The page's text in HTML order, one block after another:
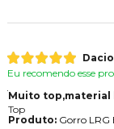
Dacio
Eu recomendo esse
Muito top,material
Top
Produto:Gorro LRG